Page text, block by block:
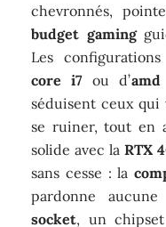
chevronnés,
budget gaming
Les
core i7 ou d’
séduisent ceux qui
se ruiner, tout en
solide avec la RTX
sans cesse : la
pardonne
socket, un